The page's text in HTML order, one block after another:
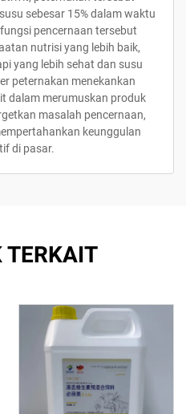
sebesar 15% dalam waktu
pencernaan tersebut
nutrisi yang lebih baik,
yang lebih sehat dan susu
peternakan menekankan
dalam merumuskan produk
masalah pencernaan,
keunggulan
di pasar.
TERKAIT